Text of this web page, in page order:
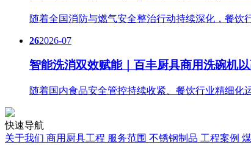
随着全国消防与燃气安全整治行动持续深化，餐
262026-07
智能洗消双效赋能｜百丰厨具商用洗碗机
随着国内食品安全管控持续收紧、餐饮行业精细
快速导航
关于我们 商用厨具工程 服务范围 不锈钢制品 工程案例